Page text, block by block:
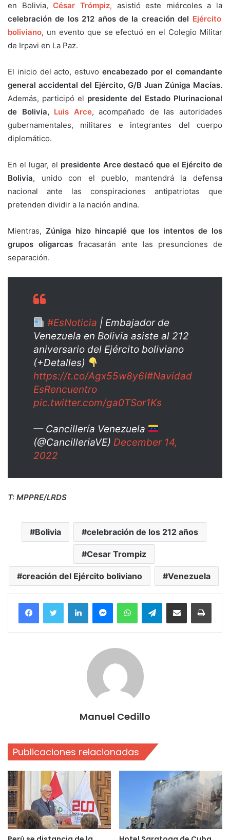
en Bolivia,César Trómpiz, asistió este miércoles a la
celebración de los 212 años de la creación del Ejército
boliviano, un evento que se efectuó en el Colegio Militar
de Irpavi en La Paz.
El inicio del acto, estuvo encabezado por el comandante
general accidental del Ejército, G/B Juan Zúniga Macías.
Además, participó el presidente del Estado Plurinacional
de Bolivia, Luis Arce, acompañado de las autoridades
gubernamentales, militares e integrantes del cuerpo
diplomático.
En el lugar, el presidente Arce destacó que el Ejército de
Bolivia, unido con el pueblo, mantendrá la defensa
nacional ante las conspiraciones antipatriotas que
pretenden dividir a la nación andina.
Mientras, Zúniga hizo hincapié que los intentos de los
grupos oligarcas fracasarán ante las presunciones de
separación.
#EsNoticia | Embajador de
Venezuela en Bolivia asiste al 212
aniversario del Ejército boliviano
(+Detalles)
https://t.co/Agx55w8y6I#Navidad
EsRencuentro
pic.twitter.com/ga0TSor1Ks
— Cancillería Venezuela
(@CancilleriaVE) December 14,
2022
T: MPPRE/LRDS
Bolivia celebración de los 212 años
Cesar Trompiz
creación del Ejército boliviano Venezuela
FacebookTwitter LinkedInMessengerWhatsAppTelegramCompartir por correo electrónico
Manuel Cedillo
Publicaciones relacionadas